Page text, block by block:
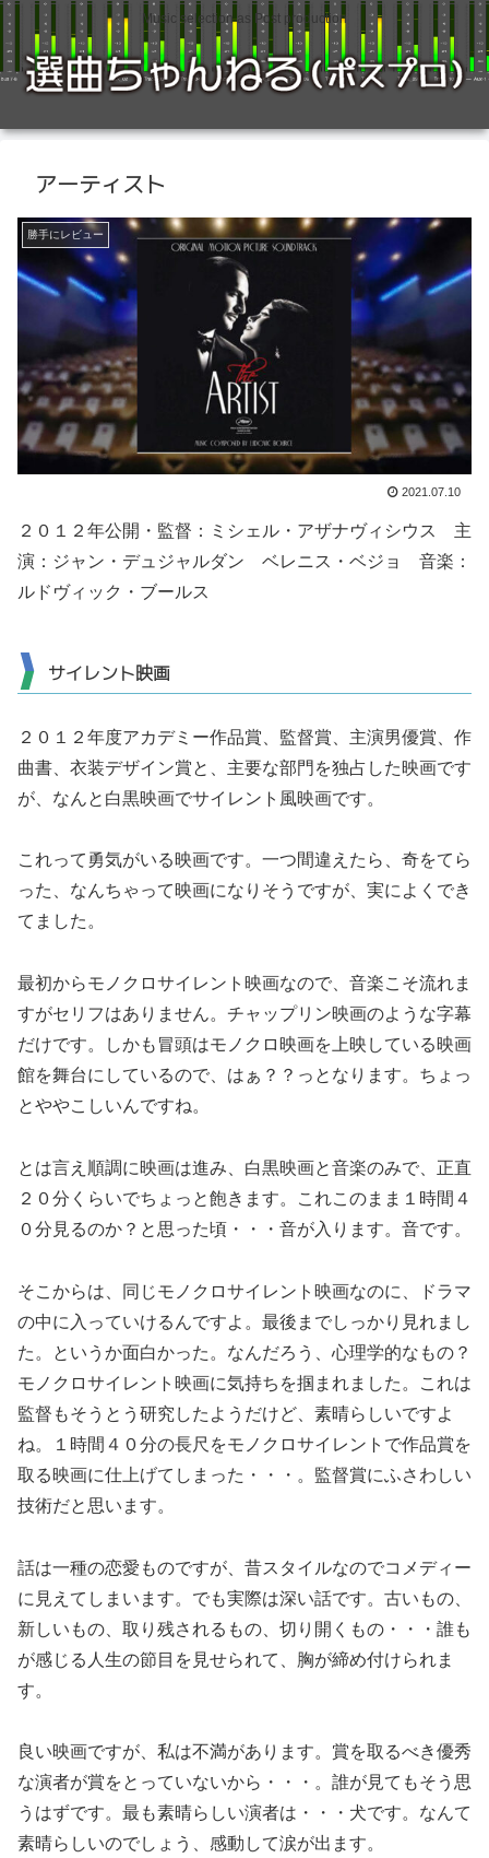
Music selection as Post production
アーティスト
勝手にレビュー
2021.07.10
２０１２年公開・監督：ミシェル・アザナヴィシウス 主
演：ジャン・デュジャルダン ベレニス・ベジョ 音楽：
ルドヴィック・ブールス
サイレント映画
２０１２年度アカデミー作品賞、監督賞、主演男優賞、作
曲書、衣装デザイン賞と、主要な部門を独占した映画です
が、なんと白黒映画でサイレント風映画です。
これって勇気がいる映画です。一つ間違えたら、奇をてら
った、なんちゃって映画になりそうですが、実によくでき
てました。
最初からモノクロサイレント映画なので、音楽こそ流れま
すがセリフはありません。チャップリン映画のような字幕
だけです。しかも冒頭はモノクロ映画を上映している映画
館を舞台にしているので、はぁ？？っとなります。ちょっ
とややこしいんですね。
とは言え順調に映画は進み、白黒映画と音楽のみで、正直
２０分くらいでちょっと飽きます。これこのまま１時間４
０分見るのか？と思った頃・・・音が入ります。音です。
そこからは、同じモノクロサイレント映画なのに、ドラマ
の中に入っていけるんですよ。最後までしっかり見れまし
た。というか面白かった。なんだろう、心理学的なもの？
モノクロサイレント映画に気持ちを掴まれました。これは
監督もそうとう研究したようだけど、素晴らしいですよ
ね。１時間４０分の長尺をモノクロサイレントで作品賞を
取る映画に仕上げてしまった・・・。監督賞にふさわしい
技術だと思います。
話は一種の恋愛ものですが、昔スタイルなのでコメディー
に見えてしまいます。でも実際は深い話です。古いもの、
新しいもの、取り残されるもの、切り開くもの・・・誰も
が感じる人生の節目を見せられて、胸が締め付けられま
す。
良い映画ですが、私は不満があります。賞を取るべき優秀
な演者が賞をとっていないから・・・。誰が見てもそう思
うはずです。最も素晴らしい演者は・・・犬です。なんて
素晴らしいのでしょう、感動して涙が出ます。